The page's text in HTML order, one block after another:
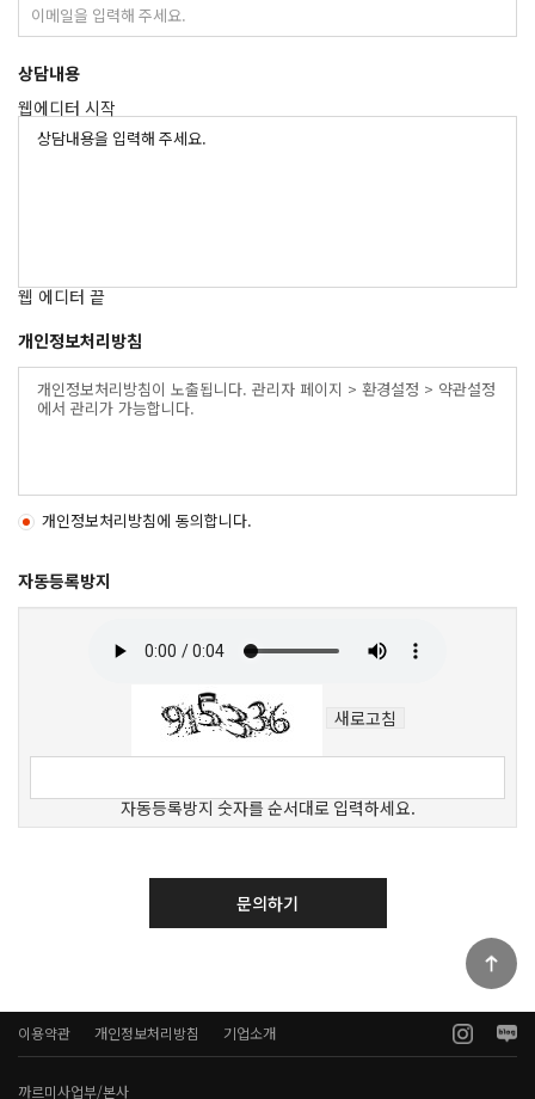
상담내용
웹에디터 시작
웹 에디터 끝
개인정보처리방침
개인정보처리방침이 노출됩니다. 관리자 페이지 > 환경설정 > 약관설정
에서 관리가 가능합니다.
개인정보처리방침에 동의합니다.
자동등록방지
새로고침
자동등록방지 숫자를 순서대로 입력하세요.
문의하기
이용약관 개인정보처리방침 기업소개
까르미사업부/본사